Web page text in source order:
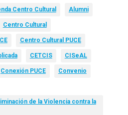
Centro Cultural Alumni
Centro Cultural
Centro Cultural PUCE
CETCIS CISeAL
Conexión PUCE Convenio
de la Violencia contra la